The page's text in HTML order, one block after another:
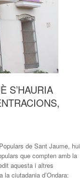
S’HAURIA
de Sant Jaume, hui
que compten amb la
aquesta i altres
ciutadania d’Ondara: